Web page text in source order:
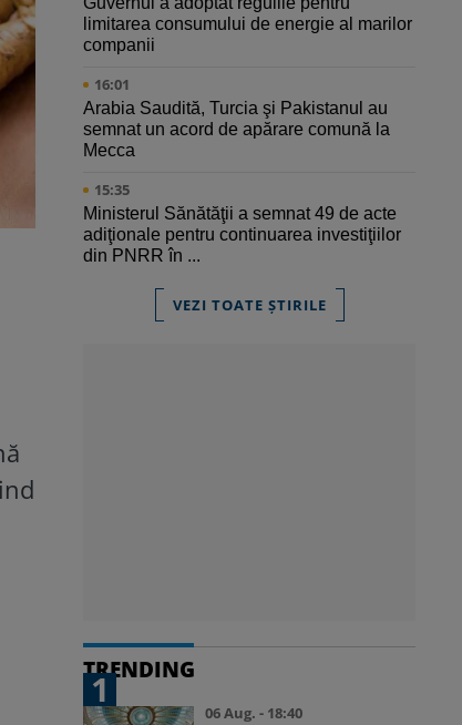
limitarea consumului de energie al marilor
companii
16:01
Arabia Saudită, Turcia şi Pakistanul au
semnat un acord de apărare comună la
Mecca
15:35
Ministerul Sănătăţii a semnat 49 de acte
adiţionale pentru continuarea investiţiilor
din PNRR în ...
VEZI TOATE ȘTIRILE
TRENDING
1
06 Aug. - 18:40